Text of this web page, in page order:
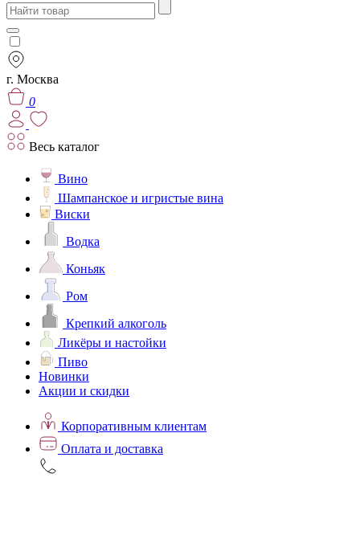
г. Москва
0
Весь каталог
Вино
Шампанское и игристые вина
Виски
Водка
Коньяк
Ром
Крепкий алкоголь
Ликёры и настойки
Пиво
Новинки
Акции и скидки
Корпоративным клиентам
Оплата и доставка